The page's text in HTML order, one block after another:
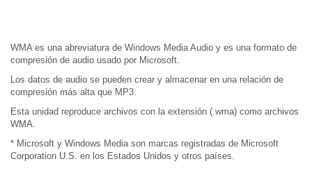
WMA es una abreviatura de Windows Media Audio y es una formato de
compresión de audio usado por Microsoft.
Los datos de audio se pueden crear y almacenar en una relación de
compresión más alta que MP3.
Esta unidad reproduce archivos con la extensión (.wma) como archivos
WMA.
* Microsoft y Windows Media son marcas registradas de Microsoft
Corporation U.S. en los Estados Unidos y otros países.